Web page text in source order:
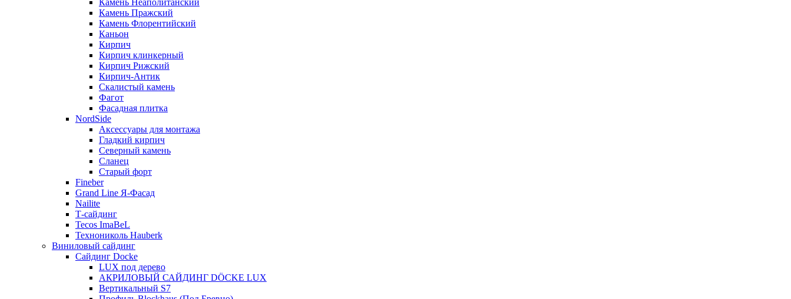
Камень Пражский
Камень Флорентийский
Каньон
Кирпич
Кирпич клинкерный
Кирпич Рижский
Кирпич-Антик
Скалистый камень
Фагот
Фасадная плитка
NordSide
Аксессуары для монтажа
Гладкий кирпич
Северный камень
Сланец
Старый форт
Fineber
Grand Line Я-Фасад
Nailite
Т-сайдинг
Tecos ImaBeL
Технониколь Hauberk
Виниловый сайдинг
Сайдинг Docke
LUX под дерево
АКРИЛОВЫЙ САЙДИНГ DÖCKE LUX
Вертикальный S7